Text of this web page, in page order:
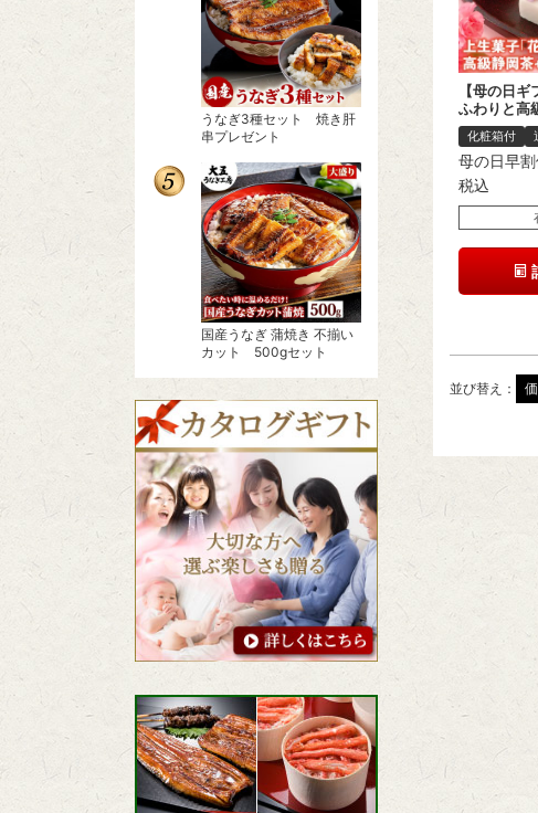
うなぎ3種セット 焼き肝
串プレゼント
国産うなぎ 蒲焼き 不揃い
カット 500gセット
【母の日
ふわりと高
化粧箱付
母の日早
税込
並び替え